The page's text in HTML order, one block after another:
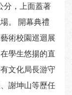
分，上面蓋著
。 開幕典禮
術校園巡迴展
學生悠揚的直
文化局長游守
謝坤山等歷任